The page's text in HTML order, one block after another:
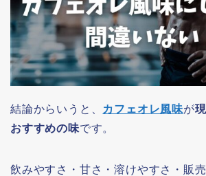
結論からいうと、 カフェオレ風味が
おすすめの味です。
飲みやすさ・甘さ・溶けやすさ・販